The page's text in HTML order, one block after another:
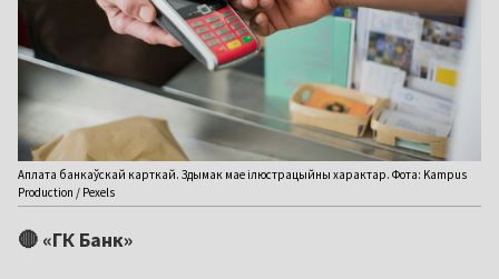
Аплата банкаўскай карткай. Здымак мае ілюстрацыйны характар. Фота: Kampus
Production / Pexels
🔴 «ГК Банк»